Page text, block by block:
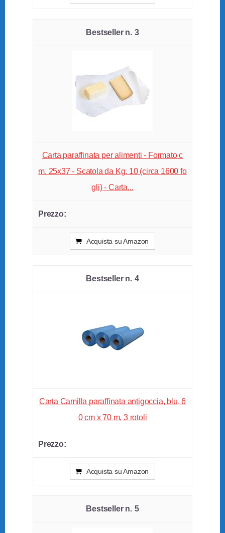
3
Carta paraffinata per alimenti - Formato c
m. 25x37 - Scatola da Kg. 10 (circa 1600 fo
gli) - Carta...
Acquista su Amazon
4
Carta Camilla paraffinata antigoccia, blu, 6
0 cm x 70 m, 3 rotoli
Acquista su Amazon
5